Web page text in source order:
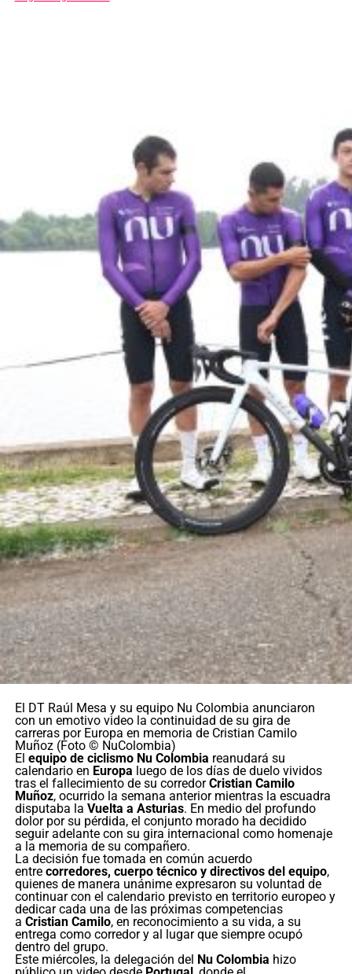
El DT Raúl Mesa y su equipo Nu Colombia anunciaron
con un emotivo video la continuidad de su gira de
carreras por Europa en memoria de Cristian Camilo
Muñoz (Foto © NuColombia)
El equipo de ciclismo Nu Colombia reanudará su
calendario en Europa luego de los días de duelo vividos
tras el fallecimiento de su corredorCristian Camilo
Muñoz, ocurrido la semana anterior mientras la escuadra
disputaba la Vuelta a Asturias. En medio del profundo
dolor por su pérdida, el conjunto morado ha decidido
seguir adelante con su gira internacional como homenaje
a la memoria de su compañero.
La decisión fue tomada en común acuerdo
entre corredores, cuerpo técnico y directivos del equipo,
quienes de manera unánime expresaron su voluntad de
continuar con el calendario previsto en territorio europeo y
dedicar cada una de las próximas competencias
a Cristian Camilo, en reconocimiento a su vida, a su
entrega como corredor y al lugar que siempre ocupó
dentro del grupo.
Este miércoles, la delegación del Nu Colombia hizo